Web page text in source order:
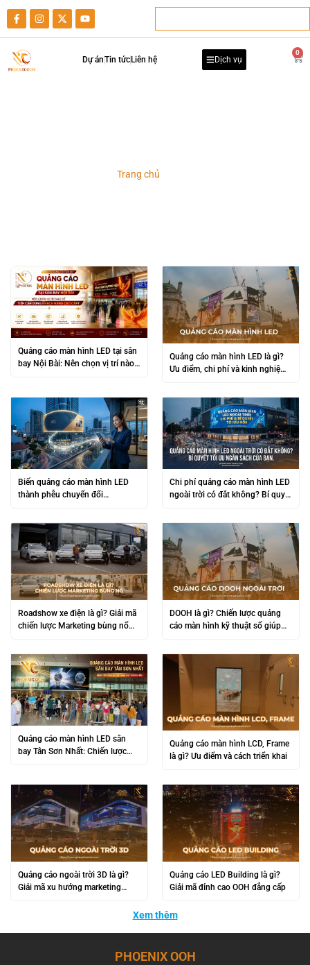
Dự ánTin tức Liên hệ Dịch vụ
0
Trang chủ
Quảng cáo màn hình LED tại sân
bay Nội Bài: Nên chọn vị trí nào
Quảng cáo màn hình LED là gì?
Ưu điểm, chi phí và kinh nghiệm
Biến quảng cáo màn hình LED
thành phễu chuyển đổi
Chi phí quảng cáo màn hình LED
ngoài trời có đắt không? Bí quyết
Roadshow xe điện là gì? Giải mã
chiến lược Marketing bùng nổ
DOOH là gì? Chiến lược quảng
cáo màn hình kỹ thuật số giúp
Quảng cáo màn hình LED sân
bay Tân Sơn Nhất: Chiến lược
Quảng cáo màn hình LCD, Frame
là gì? Ưu điểm và cách triển khai
Quảng cáo ngoài trời 3D là gì?
Giải mã xu hướng marketing
Quảng cáo LED Building là gì?
Giải mã đỉnh cao OOH đẳng cấp
Xem thêm
PHOENIX OOH